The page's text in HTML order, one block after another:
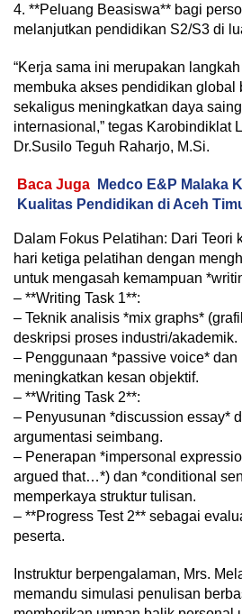
4. **Peluang Beasiswa** bagi
melanjutkan pendidikan S2/S3 di
“Kerja sama ini merupakan
membuka akses pendidikan global
sekaligus meningkatkan daya
internasional,” tegas Karobindiklat
Dr.Susilo Teguh Raharjo, M.Si.
Baca Juga
Medco E&P Malaka
Kualitas Pendidikan di Aceh
Dalam Fokus Pelatihan: Dari Teori
hari ketiga pelatihan dengan
untuk mengasah kemampuan
– **Writing Task 1**:
– Teknik analisis *mix graphs*
deskripsi proses industri/akademik.
– Penggunaan *passive voice* dan
meningkatkan kesan objektif.
– **Writing Task 2**:
– Penyusunan *discussion essay*
argumentasi seimbang.
– Penerapan *impersonal
argued that…*) dan *conditional
memperkaya struktur tulisan.
– **Progress Test 2** sebagai
peserta.
Instruktur berpengalaman, Mrs.
memandu simulasi penulisan